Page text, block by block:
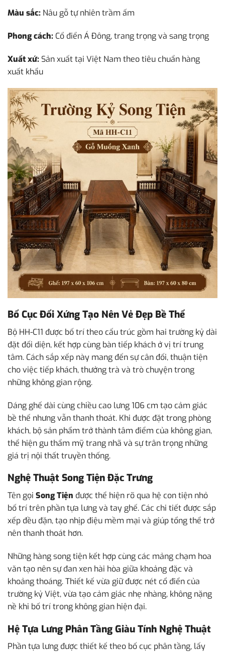
Màu sắc: Nâu gỗ tự nhiên trầm ấm
Phong cách: Cổ điển Á Đông, trang trọng và sang trọng
Xuất xứ: Sản xuất tại Việt Nam theo tiêu chuẩn hàng
xuất khẩu
Bố Cục Đối Xứng Tạo Nên Vẻ Đẹp Bề Thế
Bộ HH-C11 được bố trí theo cấu trúc gồm hai trường kỷ dài
đặt đối diện, kết hợp cùng bàn tiếp khách ở vị trí trung
tâm. Cách sắp xếp này mang đến sự cân đối, thuận tiện
cho việc tiếp khách, thưởng trà và trò chuyện trong
những không gian rộng.
Dáng ghế dài cùng chiều cao lưng 106 cm tạo cảm giác
bề thế nhưng vẫn thanh thoát. Khi được đặt trong phòng
khách, bộ sản phẩm trở thành tâm điểm của không gian,
thể hiện gu thẩm mỹ trang nhã và sự trân trọng những
giá trị nội thất truyền thống.
Nghệ Thuật Song Tiện Đặc Trưng
Tên gọi Song Tiện được thể hiện rõ qua hệ con tiện nhỏ
bố trí trên phần tựa lưng và tay ghế. Các chi tiết được sắp
xếp đều đặn, tạo nhịp điệu mềm mại và giúp tổng thể trở
nên thanh thoát hơn.
Những hàng song tiện kết hợp cùng các mảng chạm hoa
văn tạo nên sự đan xen hài hòa giữa khoảng đặc và
khoảng thoáng. Thiết kế vừa giữ được nét cổ điển của
trường kỷ Việt, vừa tạo cảm giác nhẹ nhàng, không nặng
nề khi bố trí trong không gian hiện đại.
Hệ Tựa Lưng Phân Tầng Giàu Tính Nghệ Thuật
Phần tựa lưng được thiết kế theo bố cục phân tầng, lấy